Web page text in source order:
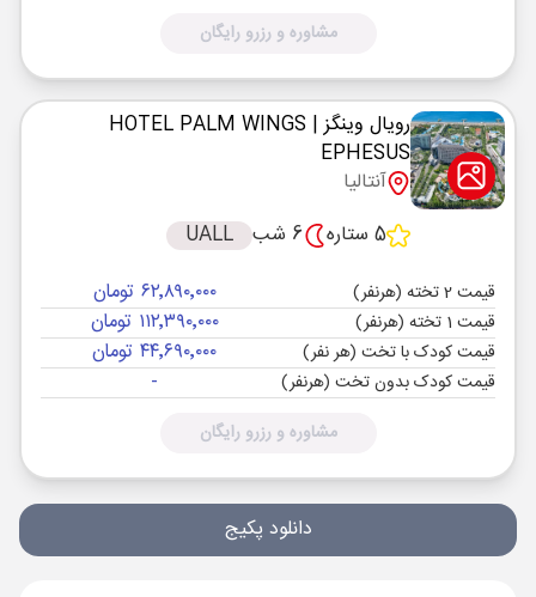
مشاوره و رزرو رایگان
رویال وینگز | HOTEL PALM WINGS
EPHESUS
آنتالیا
5 ستاره
6 شب UALL
قیمت 2 تخته (هرنفر) ۶۲٬۸۹۰٬۰۰۰ تومان
قیمت 1 تخته (هرنفر) ۱۱۲٬۳۹۰٬۰۰۰ تومان
قیمت کودک با تخت (هر نفر) ۴۴٬۶۹۰٬۰۰۰ تومان
قیمت کودک بدون تخت (هرنفر) -
مشاوره و رزرو رایگان
دانلود پکیج